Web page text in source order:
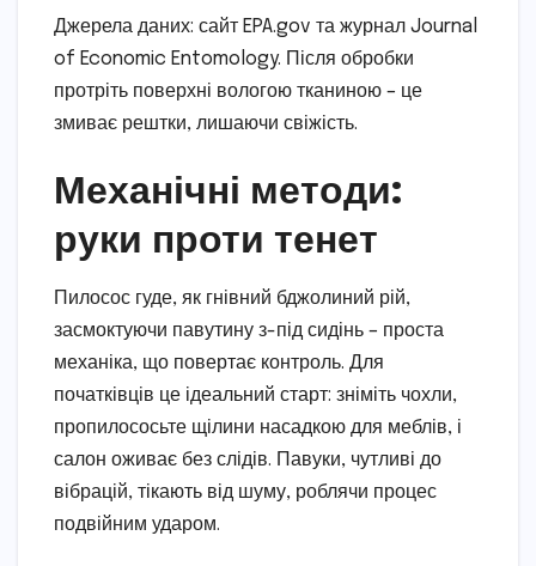
Джерела даних: сайт EPA.gov та журнал Journal
of Economic Entomology. Після обробки
протріть поверхні вологою тканиною – це
змиває рештки, лишаючи свіжість.
Механічні методи:
руки проти тенет
Пилосос гуде, як гнівний бджолиний рій,
засмоктуючи павутину з-під сидінь – проста
механіка, що повертає контроль. Для
початківців це ідеальний старт: зніміть чохли,
пропилососьте щілини насадкою для меблів, і
салон оживає без слідів. Павуки, чутливі до
вібрацій, тікають від шуму, роблячи процес
подвійним ударом.